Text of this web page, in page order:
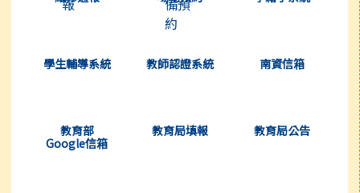
學生輔導系統 教師認證系統 南資信箱
教育部
Google信箱
教育局填報 教育局公告